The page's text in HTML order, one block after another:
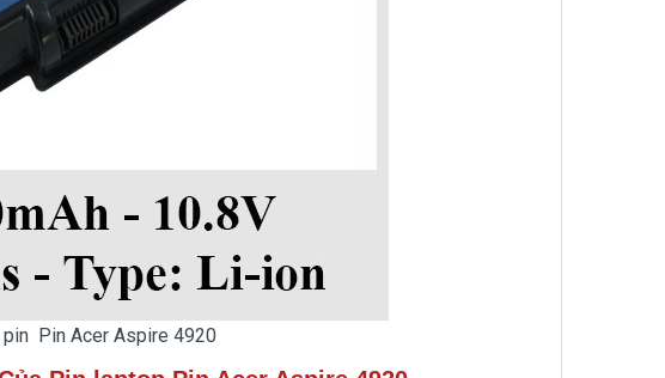
pin Pin Acer Aspire 4920